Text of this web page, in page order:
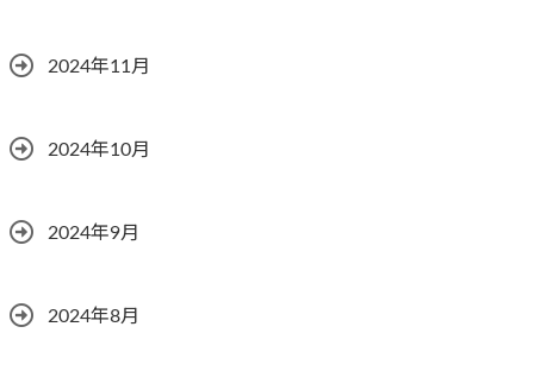
2024年11月
2024年10月
2024年9月
2024年8月